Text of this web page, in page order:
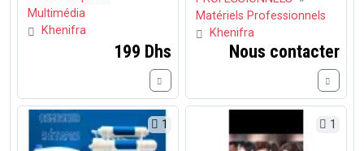
Multimédia
Khenifra
199 Dhs
Matériels Professionnels
Khenifra
Nous contacter
1 1